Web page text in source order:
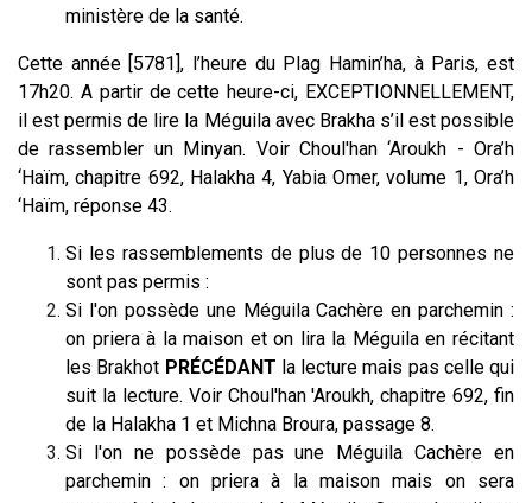
ministère de la santé.
Cette année [5781], l’heure du Plag Hamin’ha, à Paris, est
17h20. A partir de cette heure-ci, EXCEPTIONNELLEMENT,
il est permis de lire la Méguila avec Brakha s’il est possible
de rassembler un Minyan. Voir Choul'han ‘Aroukh - Ora’h
‘Haïm, chapitre 692, Halakha 4, Yabia Omer, volume 1, Ora’h
‘Haïm, réponse 43.
Si les rassemblements de plus de 10 personnes ne
sont pas permis :
Si l'on possède une Méguila Cachère en parchemin :
on priera à la maison et on lira la Méguila en récitant
les Brakhot PRÉCÉDANT la lecture mais pas celle qui
suit la lecture. Voir Choul'han 'Aroukh, chapitre 692, fin
de la Halakha 1 et Michna Broura, passage 8.
Si l'on ne possède pas une Méguila Cachère en
parchemin : on priera à la maison mais on sera